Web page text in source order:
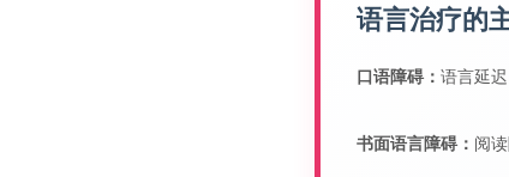
语言治疗的
口语障碍： 语言延
书面语言障碍： 阅